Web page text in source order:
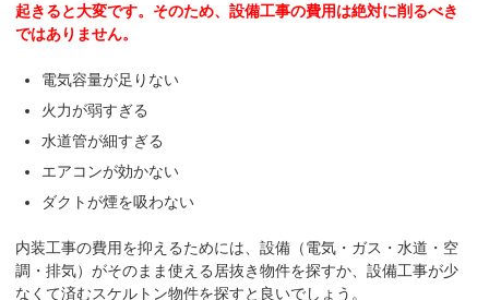
起きると大変です。そのため、設備工事の費用は絶対に削るべき
ではありません。
電気容量が足りない
火力が弱すぎる
水道管が細すぎる
エアコンが効かない
ダクトが煙を吸わない
内装工事の費用を抑えるためには、設備（電気・ガス・水道・空
調・排気）がそのまま使える居抜き物件を探すか、設備工事が少
なくて済むスケルトン物件を探すと良いでしょう。